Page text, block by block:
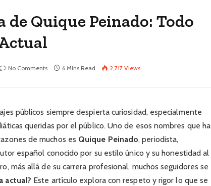
de Quique Peinado: Todo
No Comments 6 Mins Read 2,717 Views
públicos siempre despierta curiosidad, especialmente
queridas por el público. Uno de esos nombres que ha
de muchos es Quique Peinado, periodista,
español conocido por su estilo único y su honestidad al
más allá de su carrera profesional, muchos seguidores se
actual? Este artículo explora con respeto y rigor lo que se